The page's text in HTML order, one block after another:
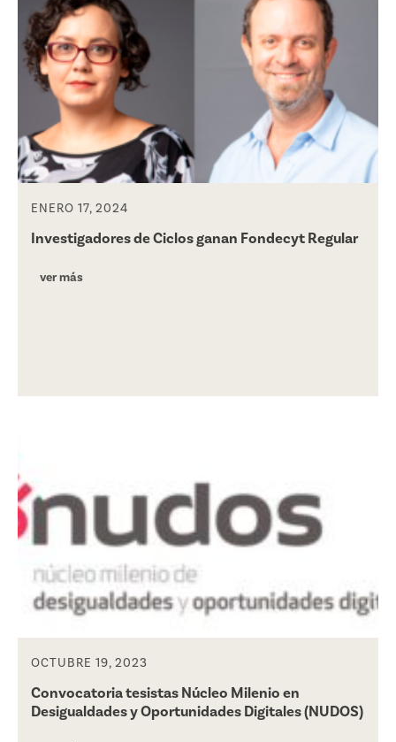
ENERO 17, 2024
Investigadores de Ciclos ganan Fondecyt Regular
ver más
OCTUBRE 19, 2023
Convocatoria tesistas Núcleo Milenio en
Desigualdades y Oportunidades Digitales (NUDOS)